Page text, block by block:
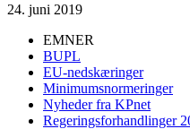
24. juni 2019
EMNER
BUPL
EU-nedskæringer
Minimumsnormeringer
Nyheder fra KPnet
Regeringsforhandlinger